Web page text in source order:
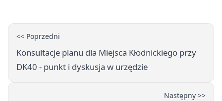
<< Poprzedni
Konsultacje planu dla Miejsca Kłodnickiego przy
DK40 - punkt i dyskusja w urzędzie
Następny >>